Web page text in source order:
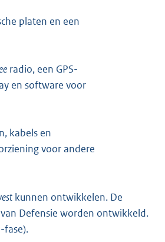
platen en een
radio, een GPS-
en software voor
kabels en
voor andere
kunnen ontwikkelen. De
van Defensie worden ontwikkeld.
fase).